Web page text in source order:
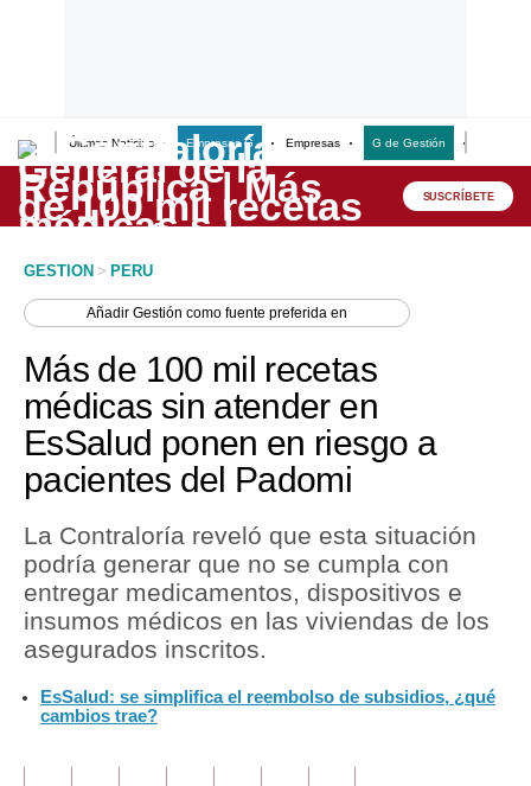
Últimas Noticias Empresas G Empresas G de Gestión
Lo último
Peru Quiosco
Economía
Mercados
Perú
Política
Tu Dinero
Finanzas Personales
Plus G
Opinión
SUSCRÍBETE
GESTION > PERU
AñadirGestión como fuente preferida en
Más de 100 mil recetas
médicas sin atender en
EsSalud ponen en riesgo a
pacientes del Padomi
La Contraloría reveló que esta situación
podría generar que no se cumpla con
entregar medicamentos, dispositivos e
insumos médicos en las viviendas de los
asegurados inscritos.
EsSalud: se simplifica el reembolso de subsidios, ¿qué
cambios trae?